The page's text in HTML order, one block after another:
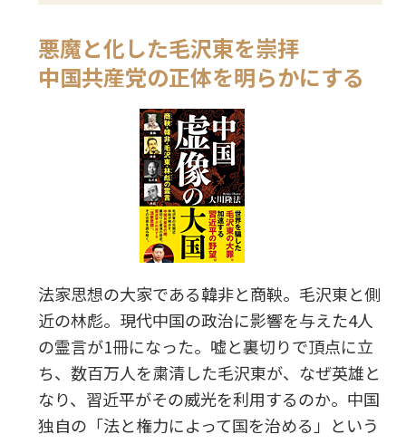
悪魔と化した毛沢東を崇拝
中国共産党の正体を明らかにする
法家思想の大家である韓非と商鞅。毛沢東と側
近の林彪。現代中国の政治に影響を与えた4人
の霊言が1冊になった。嘘と裏切りで頂点に立
ち、数百万人を粛清した毛沢東が、なぜ英雄と
なり、習近平がその威光を利用するのか。中国
独自の「法と権力によって国を治める」という